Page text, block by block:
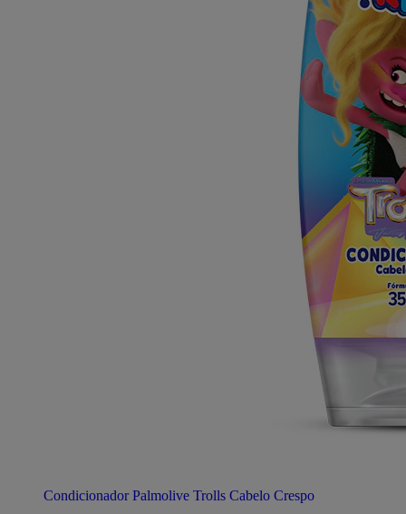
Condicionador Palmolive Trolls Cabelo Crespo